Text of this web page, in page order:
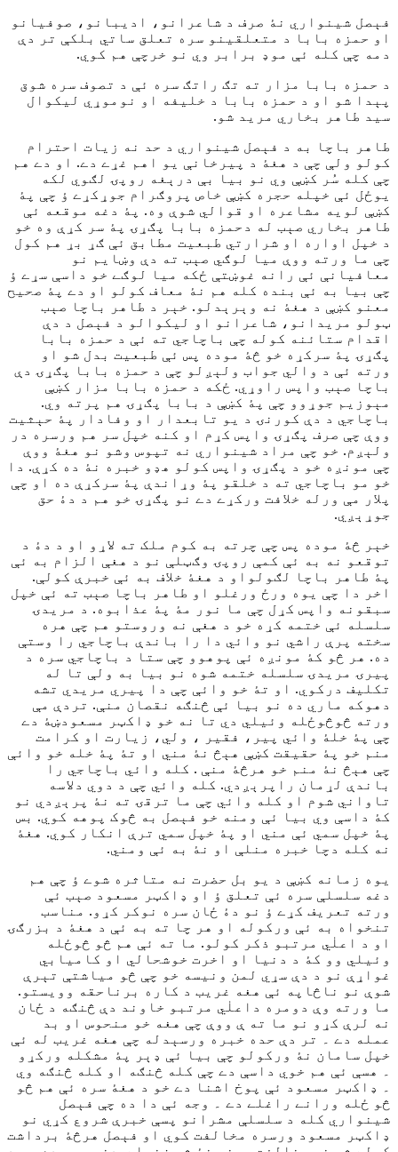
فېصل شينواري نۀ صرف د شاعرانو، اديبانو، صوفيانو
او حمزه بابا د متعلقينو سره تعلق ساتي بلکې تر دې
دمه چې کله ئې موډ برابر وي نو خرچې هم کوي.
د حمزه بابا مزار ته تګ راتګ سره ئې د تصوف سره شوق
پېدا شو او د حمزه بابا د خليفه او نوموړي ليکوال
سيد طاهر بخاري مريد شو.
طاهر باچا به د فېصل شينواري د حد نه زيات احترام
کولو ولې چې د هغۀ د پيرخانې يو اهم غړے دے. او دے هم
چې کله سُر کښې وي نو بيا بې درېغه روپۍ لګوي لکه
يوځل ئې خپله حجره کښې خاص پروګرام جوړکړے ؤ چې پۀ
کښې لويه مشاعره او قوالي شوې وه. پۀ دغه موقعه ئې
طاهر بخاري صېب له دحمزه بابا پګړۍ پۀ سر کړې وه خو
د خپل اواره او شرارتي طبعيت مطابق ئې ګړ بړ هم کول
چې ما ورته ووې ميا لوګي صېب ته دې وښايم نو
معافيانې ئې رانه غوښتې ځکه ميا لوګے خو داسې سړے ؤ
چې بيا به ئې بنده کله هم نۀ معاف کولو او دے پۀ صحيح
معنو کښې د هغۀ نه وېرېدلو. خېر د طاهر باچا صېب
ټولو مريدانو، شاعرانو او ليکوالو د فېصل د دې
اقدام ستائنه کوله چې باچاجي ته ئې د حمزه بابا
پګړۍ پۀ سرکړه خو څۀ موده پس ئې طبعيت بدل شو او
ورته ئې د والي جواب ولېږلو چې د حمزه بابا پګړۍ دې
باچا صېب واپس راوړي. ځکه د حمزه بابا مزار کښې
مېوزيم جوړوو چې پۀ کښې د بابا پګړۍ هم پرته وي.
باچاجي د دې کورنۍ د يو تابعدار او وفادار پۀ حېثيت
ووې چې صرف پګړۍ واپس کړم او کنه خپل سر هم ورسره در
ولېږم. خو چې مراد شينواري نه تپوس وشو نو هغۀ ووې
چې مونږه خو د پګړۍ واپس کولو هډو خبره نۀ ده کړې. دا
خو مو باچاجي ته د خلقو پۀ وړاندې پۀ سرکړې ده او چې
پلار مې ورله خلافت ورکړے دے نو پګړۍ خو هم د دۀ حق
جوړېږي.
خېر څۀ موده پس چې چرته به کوم ملک ته لاړو او د دۀ د
توقعو نه به ئې کمې روپۍ وګټلې نو د هغې الزام به ئې
پۀ طاهر باچا لګولواو د هغۀ خلاف به ئې خبرې کولې.
اخر دا چې يوه ورځ ورغلو او طاهر باچا صېب ته ئې خپل
سبقونه واپس کړل چې ما نور مۀ پۀ عذابوه. د مريدۍ
سلسله ئې ختمه کړه خو د هغې نه وروستو هم چې هره
سخته پرې راشي نو وائي دا را باندې باچاجي را وستې
ده. هر څو کۀ مونږه ئې پوهوو چې ستا د باچاجي سره د
پيرۍ مريدۍ سلسله ختمه شوه نو بيا به ولې تا له
تکليف درکوي. او تۀ خو وائې چې دا پيري مريدي تشه
دهوکه ماري ده نو بيا ئې څنګه نقصان منې. تردې مې
ورته څوڅوځله وئيلي دي تا نه خو ډاکټر مسعودښۀ دے
چې پۀ خلۀ وائي پير، فقير ، ولي، زيارت او کرامت
منم خو پۀ حقيقت کښې هېڅ نۀ مني او تۀ پۀ خله خو وائې
چې هېڅ نۀ منم خو هرڅۀ منې . کله وائي باچاجي را
باندې لړمان راپرېږدي. کله وائي چې د دوي دلاسه
تاواني شوم او کله وائي چې ما ترقۍ ته نۀ پرېږدي نو
کۀ داسې وي بيا ئې ومنه خو فېصل به څوک پوهه کوي. بس
پۀ خپل سمي ئې مني او پۀ خپل سمي ترې انکار کوي. هغۀ
نه کله دچا خبره منلې او نۀ به ئې ومني.
يوه زمانه کښې د يو بل حضرت نه متاثره شوے ؤ چې هم
دغه سلسلې سره ئې تعلق ؤ او ډاکټر مسعود صېب ئې
ورته تعريف کړے ؤ نو دۀ ځان سره نوکر کړو. مناسب
تنخواه به ئې ورکوله او هر چا ته به ئې د هغۀ د بزرګۍ
او د اعلٰي مرتبو ذکر کولو. ما ته ئې هم څو څوځله
وئيلي وو کۀ د دنيا او اخرت خوشحالي او کاميابي
غواړې نو د دې سړي لمن ونيسه خو چې څو مياشتې تېرې
شوې نو ناڅاپه ئې هغه غريب د کاره برناحقه وويستو.
ما ورته وې دومره داعلٰي مرتبو خاوند دې څنګه د ځان
نه لرې کړو نو ما ته ې ووې چې هغه خو منحوس او بد
عمله دے ۔ تر دې حده خبره ورسېدله چې هغه غریب له ئې
خپل سامان نۀ ورکولو چې بیا ئې ډېر پۀ مشکله ورکړو
۔ هسې ئې هم خوي داسې دے چې کله څنګه او کله څنګه وي
۔ ډاکټر مسعود ئې پوخ اشنا دے خو د هغۀ سره ئې هم څو
څو ځله ورانے راغلے دے ۔ وجه ئې دا ده چې فېصل
شینواري کله د سلسلې مشرانو پسې خبرې شروع کړي نو
ډاکټر مسعود ورسره مخالفت کوي او فېصل هرڅۀ برداشت